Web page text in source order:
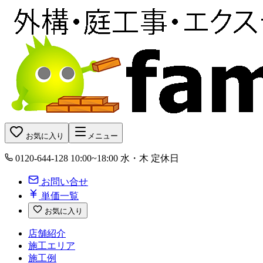
お気に入り メニュー
0120-644-128 10:00~18:00 水・木 定休日
お問い合せ
単価一覧
お気に入り
店舗紹介
施工エリア
施工例